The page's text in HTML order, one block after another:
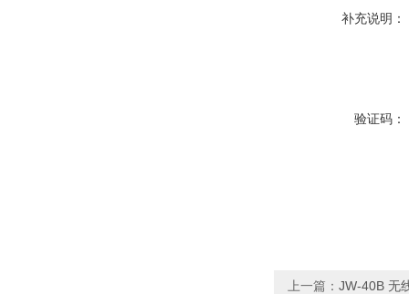
补充说明：
验证码：
上一篇： JW-40B 无